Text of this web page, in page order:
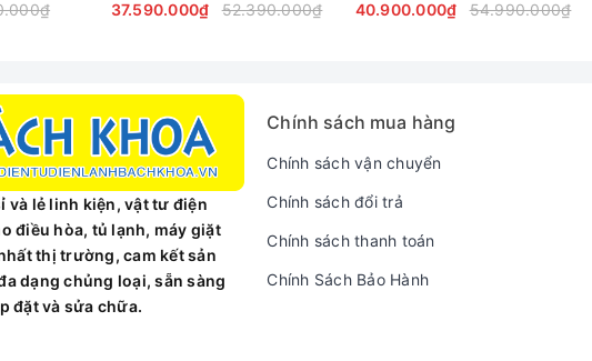
37.590.000₫ 52.390.000₫ 40.900.000₫ 54.990.000₫
và lẻ linh kiện, vật tư điện
điều hòa, tủ lạnh, máy giặt
thị trường, cam kết sản
dạng chủng loại, sẵn sàng
đặt và sửa chữa.
Chính sách mua hàng
Chính sách vận chuyển
Chính sách đổi trả
Chính sách thanh toán
Chính Sách Bảo Hành